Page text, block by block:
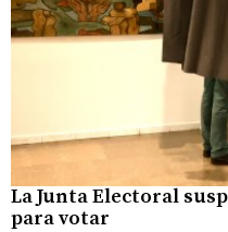
La Junta Electoral
para votar